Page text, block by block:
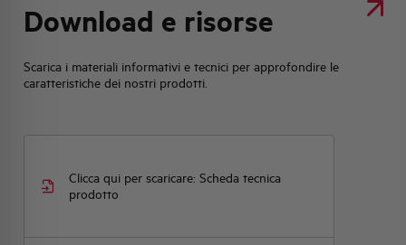
Download e risorse
Scarica i materiali informativi e tecnici per approfondire le
caratteristiche dei nostri prodotti.
Clicca qui per scaricare: Scheda tecnica
prodotto